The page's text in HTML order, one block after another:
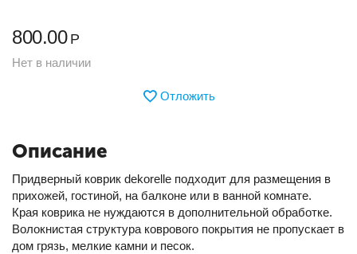
800.00 Р
Нет в наличии
Отложить
Описание
Придверный коврик dekorelle подходит для размещения в
прихожей, гостиной, на балконе или в ванной комнате.
Края коврика не нуждаются в дополнительной обработке.
Волокнистая структура коврового покрытия не пропускает в
дом грязь, мелкие камни и песок.